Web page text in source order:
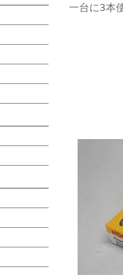
一台に3本